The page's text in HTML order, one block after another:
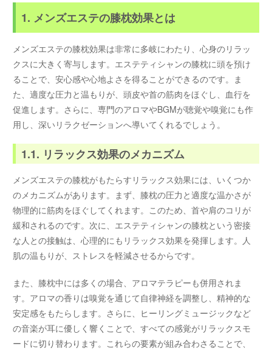
1. メンズエステの膝枕効果とは
メンズエステの膝枕効果は非常に多岐にわたり、心身のリラッ
クスに大きく寄与します。エステティシャンの膝枕に頭を預け
ることで、安心感や心地よさを得ることができるのです。ま
た、適度な圧力と温もりが、頭皮や首の筋肉をほぐし、血行を
促進します。さらに、専門のアロマやBGMが聴覚や嗅覚にも作
用し、深いリラクゼーションへ導いてくれるでしょう。
1.1. リラックス効果のメカニズム
メンズエステの膝枕がもたらすリラックス効果には、いくつか
のメカニズムがあります。まず、膝枕の圧力と適度な温かさが
物理的に筋肉をほぐしてくれます。このため、首や肩のコリが
緩和されるのです。次に、エステティシャンの膝枕という密接
な人との接触は、心理的にもリラックス効果を発揮します。人
肌の温もりが、ストレスを軽減させるからです。
また、膝枕中には多くの場合、アロマテラピーも併用されま
す。アロマの香りは嗅覚を通じて自律神経を調整し、精神的な
安定感をもたらします。さらに、ヒーリングミュージックなど
の音楽が耳に優しく響くことで、すべての感覚がリラックスモ
ードに切り替わります。これらの要素が組み合わさることで、